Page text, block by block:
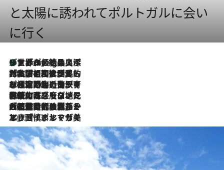
と太陽に誘われてポルトガルに会い
に行く
1 Hour Ago
リスボンの絶品スイーツ「パステル・デ・ナタ」とは？ポルトガル伝統の奥深い世界へ
2026.7.27
「私の祖国はポルトガル語です」国民的詩人フェルナンド・ペソアと、彼が愛した文学の街を歩く
2026.7.26
ポルトガル近海が育む極上の海の幸。キリリと冷えた白ワインと愉しむ、シーフード専門店の贅沢
2026.7.22
伝統の味をモダンに昇華。高感度な地元客が集う、リスボンの最旬ガストロノミー
2026.7.21
大航海時代の栄華から、震災、独裁、そして革命へ。ポルトガル・首都リスボンの石畳に刻まれた「歴史の光と影」
2026.7.13
エッセイ・ヤマザキマリ「慎ましくも美しき国 ポルトガル」